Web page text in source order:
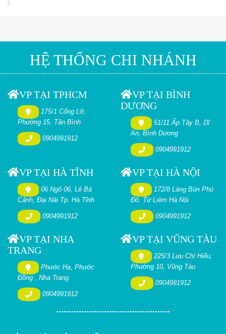
HỆ THỐNG CHI NHÁNH
VP TẠI TPHCM
175/1 Cống Lỡ,
Phường 15, Tân Bình
0904991912
VP TẠI BÌNH
DƯƠNG
51/11 Ấp Tây B, Dĩ
An, Bình Dương
0904991912
VP TẠI HÀ TĨNH
06 Ngõ 06, Lê Bá
Cảnh, Đại Nài Tp. Hà Tĩnh
0904991912
VP TẠI HÀ NỘI
172/8 Làng Bún Phú
Đô. Từ Liêm Hà Nội
0904991912
VP TẠI NHA
TRANG
Phước Hạ, Phước
Đồng , Nha Trang
0904991912
VP TẠI VŨNG TÀU
225/3 Lưu Chí Hiếu,
Phường 10, Vũng Tàu
0904991912